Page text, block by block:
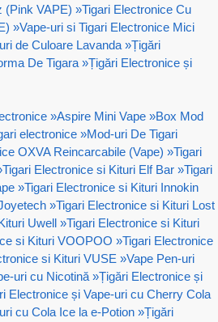
(Pink VAPE) »Tigari Electronice Cu
»Vape-uri si Tigari Electronice Mici
de Culoare Lavanda »Țigări
De Tigara »Țigări Electronice și
»Aspire Mini Vape »Box Mod
electronice »Mod-uri De Tigari
OXVA Reincarcabile (Vape) »Tigari
Tigari Electronice si Kituri Elf Bar »Tigari
»Tigari Electronice si Kituri Innokin
»Tigari Electronice si Kituri Lost
Uwell »Tigari Electronice si Kituri
si Kituri VOOPOO »Tigari Electronice
si Kituri VUSE »Vape Pen-uri
uri cu Nicotină »Țigări Electronice și
Electronice și Vape-uri cu Cherry Cola
cu Cola Ice la e-Potion »Țigări